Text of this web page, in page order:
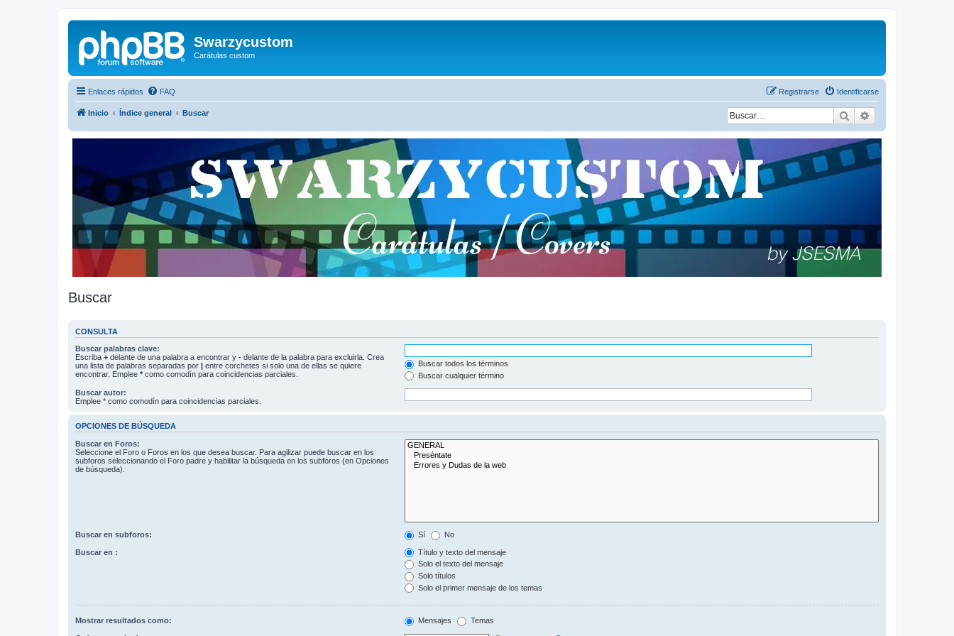
Swarzycustom
Carátulas custom
Enlaces rápidos FAQ Identificarse
Registrarse
Inicio Índice general Buscar Buscar
Buscar
CONSULTA
Buscar palabras clave:
Escriba + delante de una palabra a encontrar y - delante de la palabra para excluirla. Crea
una lista de palabras separadas por | entre corchetes si solo una de ellas se quiere
encontrar. Emplee * como comodín para coincidencias parciales.
Buscar todos los términos
Buscar cualquier término
Buscar autor:
Emplee * como comodín para coincidencias parciales.
OPCIONES DE BÚSQUEDA
Buscar en Foros:
Seleccione el Foro o Foros en los que desea buscar. Para agilizar puede buscar en los
subforos seleccionando el Foro padre y habilitar la búsqueda en los subforos (en Opciones
de búsqueda).
Buscar en subforos: Sí No
Buscar en :
Título y texto del mensaje
Solo el texto del mensaje
Solo títulos
Solo el primer mensaje de los temas
Mostrar resultados como: Mensajes Temas